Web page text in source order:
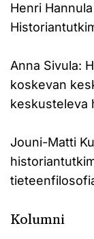
Henri
Anna Sivula:
koskevan
keskusteleva
Jouni-Matti
Kolumni